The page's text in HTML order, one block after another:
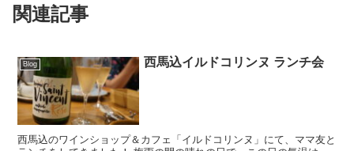
関連記事
Blog 西馬込イルドコリンヌ ランチ会
西馬込のワインショップ＆カフェ「イルドコリンヌ」にて、ママ友と